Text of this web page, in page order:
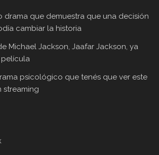
drama que demuestra que una decisión
cambiar la historia
Michael Jackson, Jaafar Jackson, ya
película
psicológico que tenés que ver este
streaming